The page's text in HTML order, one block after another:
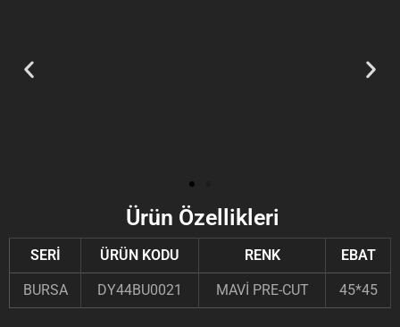
Ürün Özellikleri
SERİ ÜRÜN KODU RENK EBAT
BURSA DY44BU0021 MAVİ PRE-CUT 45*45